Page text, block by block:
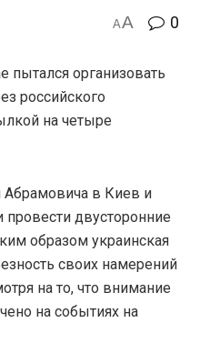
AA 0
организовать
российского
на четыре
Абрамовича в Киев и
провести двусторонние
образом украинская
своих намерений
на то, что внимание
на событиях на